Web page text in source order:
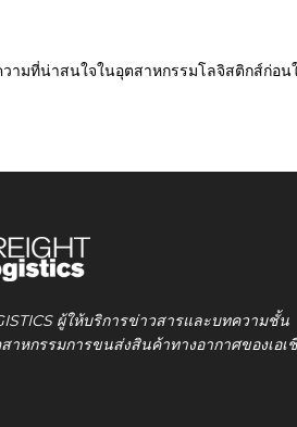
ามที่น่าสนใจในอุตสาหกรรมโลจิสติกส์ก่อน
ผู้ให้บริการข่าวสารและบทความชั้น
หกรรมการขนส่งสินค้าทางอากาศของเอเ